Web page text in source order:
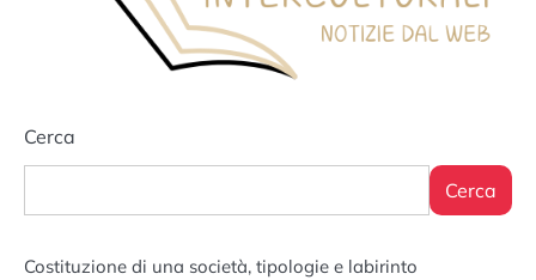
Cerca
Cerca
Costituzione di una società, tipologie e labirinto